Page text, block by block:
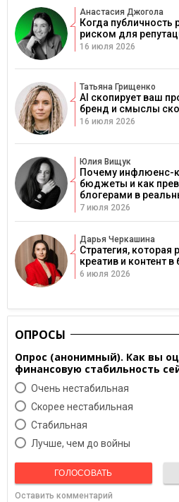
Анастасия Джогола
Когда публичность
риском для
16 июля 2026
Татьяна Грищенко
AI скопирует ваш
бренд и смыслы
16 июля 2026
Юлия Вищук
Почему инфлюенс-
бюджеты и как
блогерами в
7 июля 2026
Дарья Черкашина
Стратегия, которая
креатив и контент в
6 июля 2026
ОПРОСЫ
Опрос (анонимный). Как вы
финансовую стабильность
Очень нестабильная
Скорее нестабильная
Cтабильная
Лучше, чем до войны
ГОЛОСОВАТЬ
Оставить комментарий